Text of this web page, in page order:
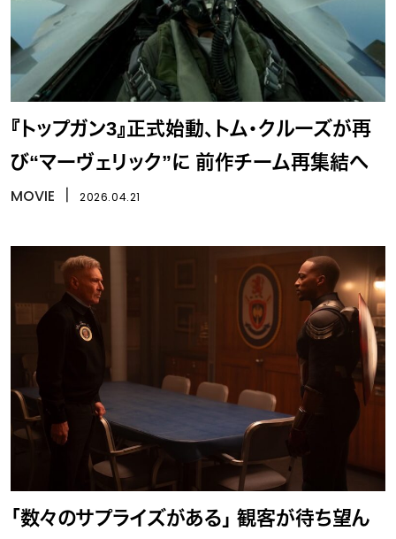
『トップガン3』正式始動、トム・クルーズが再
び“マーヴェリック”に 前作チーム再集結へ
MOVIE 2026.04.21
「数々のサプライズがある」 観客が待ち望ん